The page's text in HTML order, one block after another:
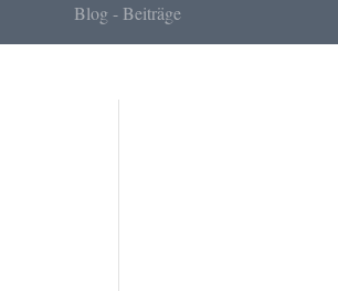
Blog - Beiträge